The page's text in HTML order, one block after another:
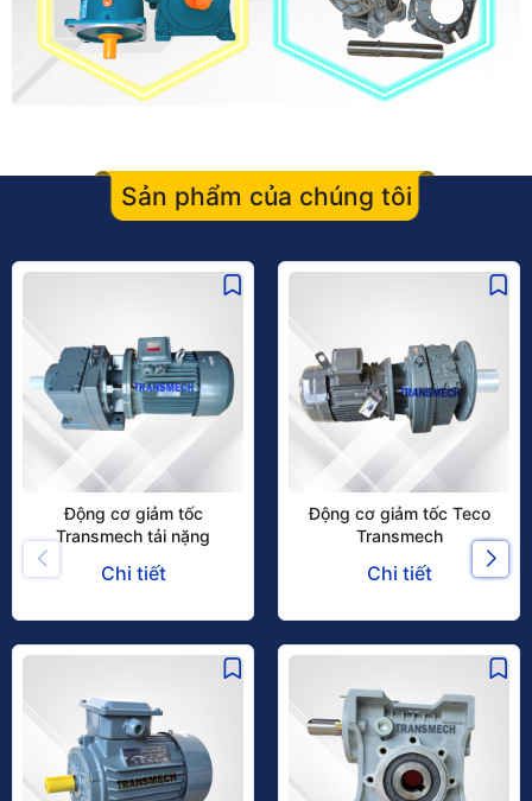
Sản phẩm của chúng tôi
Động cơ giảm tốc
Transmech tải nặng
Chi tiết
Động cơ giảm tốc Teco
Transmech
Chi tiết